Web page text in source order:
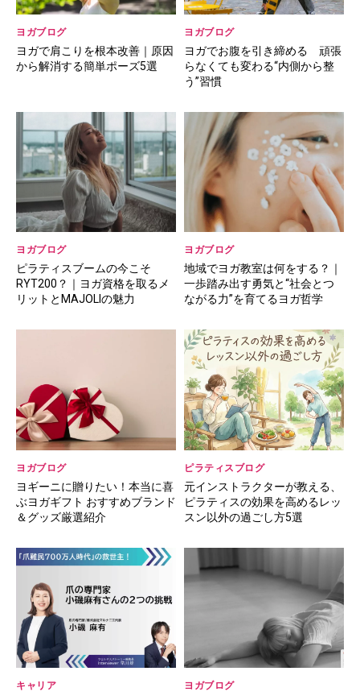
ヨガブログ
ヨガで肩こりを根本改善｜原因
から解消する簡単ポーズ5選
ヨガブログ
ヨガでお腹を引き締める 頑張
らなくても変わる“内側から整
う”習慣
ヨガブログ
ピラティスブームの今こそ
RYT200？｜ヨガ資格を取るメ
リットとMAJOLIの魅力
ヨガブログ
地域でヨガ教室は何をする？｜
一歩踏み出す勇気と“社会とつ
ながる力”を育てるヨガ哲学
ヨガブログ
ヨギーニに贈りたい！本当に喜
ぶヨガギフト おすすめブランド
＆グッズ厳選紹介
ピラティスブログ
元インストラクターが教える、
ピラティスの効果を高めるレッ
スン以外の過ごし方5選
キャリア ヨガブログ